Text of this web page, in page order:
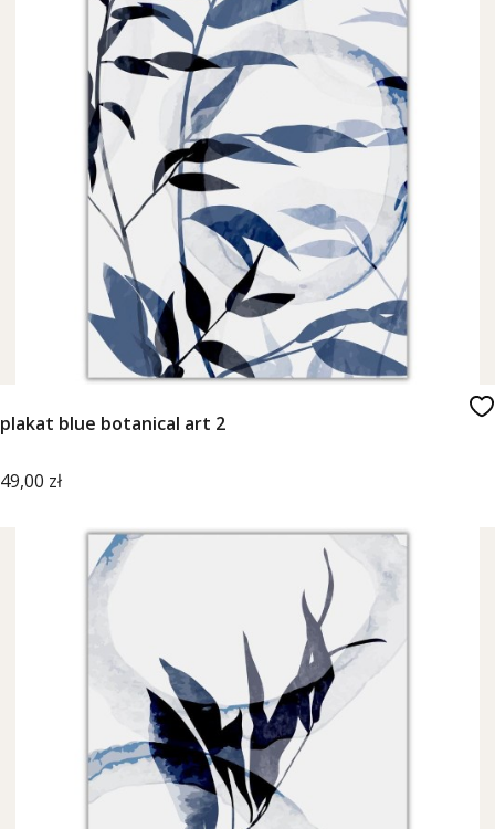
plakat blue botanical art 2
Cena
49,00 zł